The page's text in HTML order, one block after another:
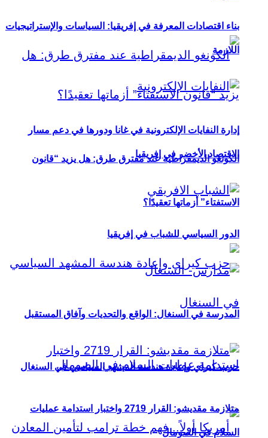
الكونغو الديمقراطية عند مفترق طرق: هل يزيد “قانون
الاستفتاء” أزماتها تعقيدًا؟
حزب كيراي وإعادة هندسة المشهد السياسي في السنغال
بناء اقتصادات المعرفة في إفريقيا: السياسات والإستراتيجيات
اللازمة
إدارة النفايات الإلكترونية في غانا ودورها في دعم مسار
الاقتصاد الأخضر في إفريقيا
الدور السياسي للشباب في إفريقيا
المدرسة في السنغال: الواقع والتحديات وآفاق المستقبل
متلازمة مقديشو: القرار 2719 واختبار استدامة عمليات
السلام في الصومال